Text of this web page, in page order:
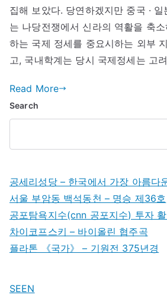
베
트)
에
집해 보았다. 당연하겠지만 중국 ·
는 나당전쟁에서 신라의 역활을 축
하는 국제 정세를 중요시하는 외부
고, 국내학계는 당시 국제정세는 고
Read More
Search
공세리성당 – 한국에서 가장 아름다
서울 부암동 백석동천 – 명승 제36호
공포탐욕지수(cnn 공포지수) 투자
차이코프스키 – 바이올린 협주곡
플라톤 《국가》 – 기원전 375년경
SEEN